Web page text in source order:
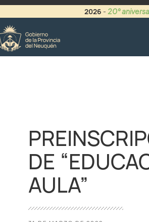
2026 - 20°
DE
AULA”